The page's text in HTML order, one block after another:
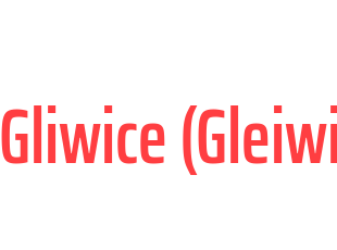
Gliwice